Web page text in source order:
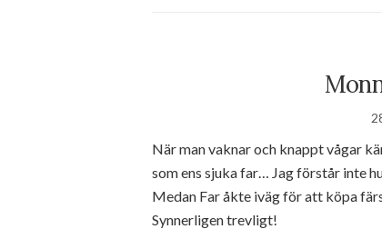
När man vaknar och knappt vågar
som ens sjuka far… Jag förstår inte
Medan Far åkte iväg för att köpa
Synnerligen trevligt!